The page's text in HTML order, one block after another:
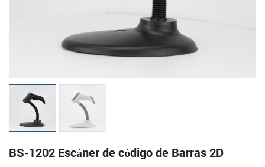
BS-1202 Escáner de código de Barras 2D